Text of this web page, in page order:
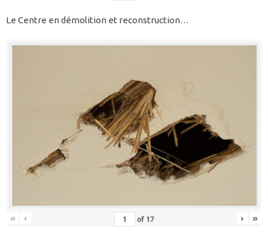
Le Centre en démolition et reconstruction…
« ‹ of 17 › »